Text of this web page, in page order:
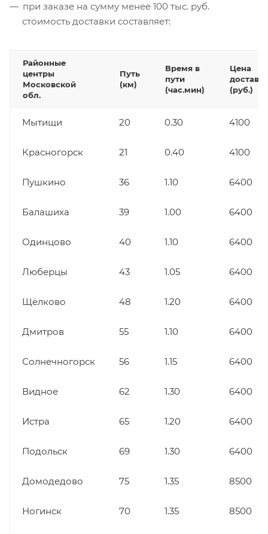
при заказе на сумму менее 100 тыс. руб.
стоимость доставки составляет:
Районные
центры
Московской
обл.
Путь
(км)
Время в
пути
(час.мин)
Цена
(руб.)
Мытищи 20 0.30 4100
Красногорск 21 0.40 4100
Пушкино 36 1.10 6400
Балашиха 39 1.00 6400
Одинцово 40 1.10 6400
Люберцы 43 1.05 6400
Щёлково 48 1.20 6400
Дмитров 55 1.10 6400
Солнечногорск 56 1.15 6400
Видное 62 1.30 6400
Истра 65 1.20 6400
Подольск 69 1.30 6400
Домодедово 75 1.35 8500
Ногинск 70 1.35 8500